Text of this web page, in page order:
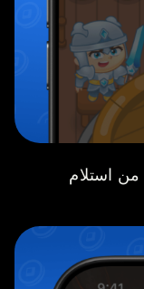
من استلام